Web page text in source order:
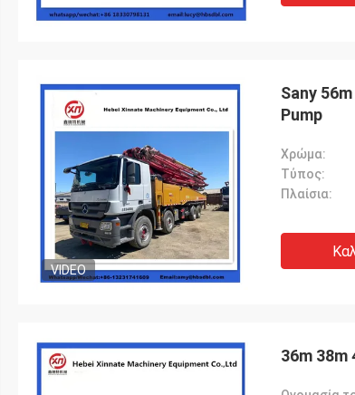
VIDEO
Sany
Pump
Χρώμα:
Τύπος:
Πλαίσια:
36m